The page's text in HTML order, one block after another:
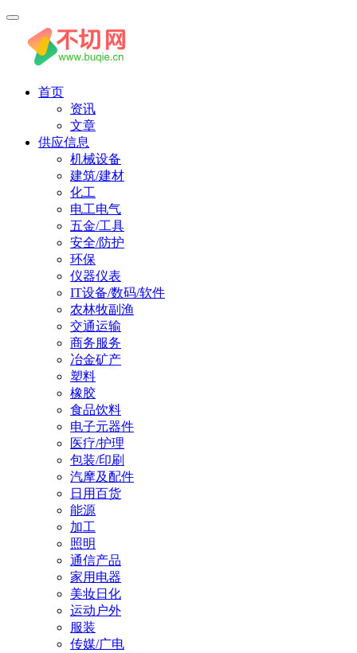
首页
资讯
文章
供应信息
机械设备
建筑/建材
化工
电工电气
五金/工具
安全/防护
环保
仪器仪表
IT设备/数码/软件
农林牧副渔
交通运输
商务服务
冶金矿产
塑料
橡胶
食品饮料
电子元器件
医疗/护理
包装/印刷
汽摩及配件
日用百货
能源
加工
照明
通信产品
家用电器
美妆日化
运动户外
服装
传媒/广电